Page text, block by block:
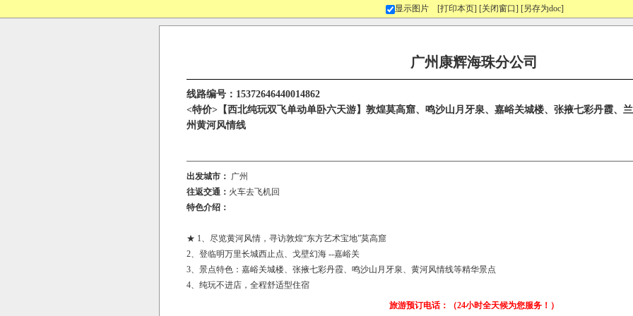
显示图片 [打印本页] [关闭窗口] [另存为doc]
广州康辉海珠分公司
线路编号：15372646440014862
<特价>【西北纯玩双飞单动单卧六天游】敦煌莫高窟、鸣沙山月牙泉、嘉峪关城楼、张掖七彩丹霞、兰
州黄河风情线
出发城市： 广州
往返交通： 火车去飞机回
特色介绍：
★ 1、尽览黄河风情，寻访敦煌“东方艺术宝地”莫高窟
2、登临明万里长城西止点、戈壁幻海 --嘉峪关
3、景点特色：嘉峪关城楼、张掖七彩丹霞、鸣沙山月牙泉、黄河风情线等精华景点
4、纯玩不进店，全程舒适型住宿
旅游预订电话：（24小时全天候为您服务！）